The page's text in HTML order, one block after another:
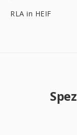
RLA in HEIF